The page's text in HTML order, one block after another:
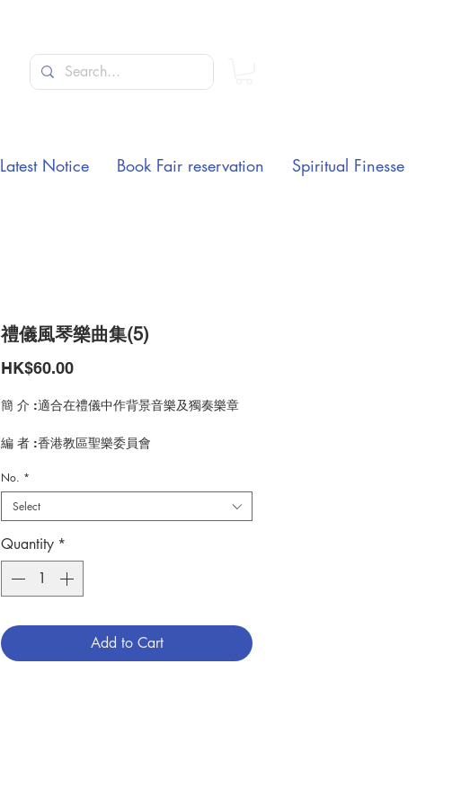
禮儀風琴樂曲集(5)
HK$60.00Price
簡 介 :適合在禮儀中作背景音樂及獨奏樂章
編 者 :香港教區聖樂委員會
分 類 :音樂
ISBN:9789628909049
No. 3216009139
No. *
Select
Quantity *
Add to Cart
Latest Notice Book Fair reservation Spiritual Finesse